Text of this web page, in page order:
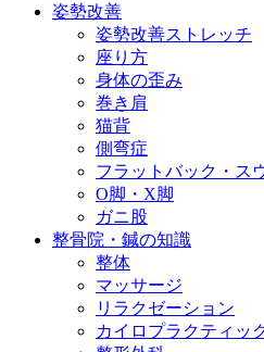
姿勢改善
姿勢改善ストレッチ
座り方
身体の歪み
巻き肩
猫背
側弯症
フラットバック・ス
O脚・X脚
ガニ股
整骨院・鍼の知識
整体
マッサージ
リラクゼーション
カイロプラクティッ